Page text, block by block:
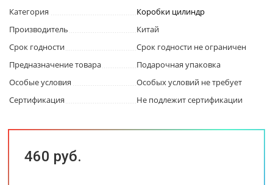
Категория
Коробки цилиндр
Производитель
Китай
Срок годности
Срок годности не ограничен
Предназначение товара
Подарочная упаковка
Особые условия
Особых условий не требует
Сертификация
Не подлежит сертификации
460 руб.